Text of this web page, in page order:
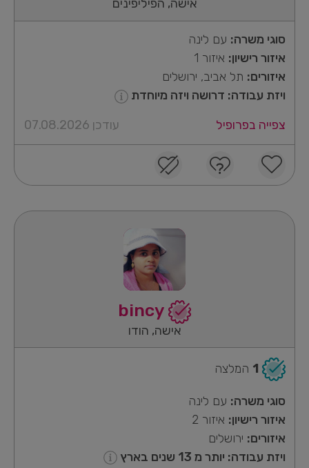
אישה, הפיליפינים
סוגי משרה: עם לינה
איזור רישיון: איזור 1
איזורים: תל אביב, ירושלים
ויזת עבודה: דרושה ויזה מיוחדת
צפייה בפרופיל
עודכן 07.08.2026
bincy
אישה, הודו
1 המלצה
סוגי משרה: עם לינה
איזור רישיון: איזור 2
איזורים: ירושלים
ויזת עבודה: יותר מ 13 שנים בארץ